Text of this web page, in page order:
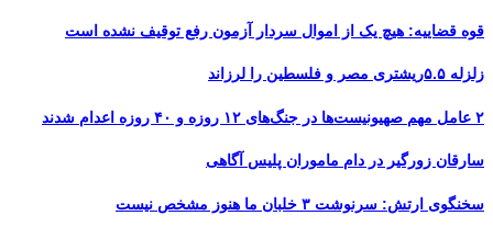
قوه قضاییه: هیچ یک از اموال سردار آزمون رفع توقیف نشده است
زلزله ۵.۵ریشتری مصر و فلسطین را لرزاند
۲ عامل مهم صهیونیست‌ها در جنگ‌های ۱۲ روزه و ۴۰ روزه اعدام شدند
سارقان زورگیر در دام ماموران پلیس آگاهی
سخنگوی ارتش: سرنوشت ۳ خلبان ما هنوز مشخص نیست